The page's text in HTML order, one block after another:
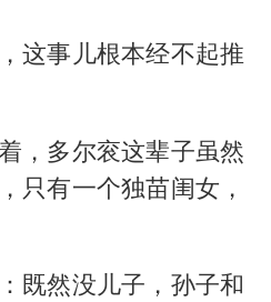
这事儿根本经不起推
，多尔衮这辈子虽然
只有一个独苗闺女，
既然没儿子，孙子和